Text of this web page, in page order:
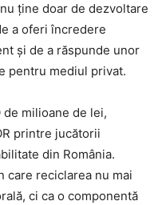
ține doar de dezvoltare
a oferi încredere
și de a răspunde unor
pentru mediul privat.
de milioane de lei,
printre jucătorii
din România.
care reciclarea nu mai
ci ca o componentă